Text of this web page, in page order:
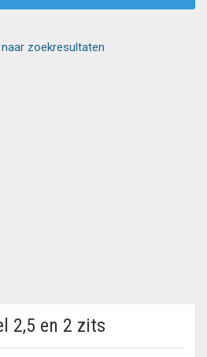
zoekresultaten
2,5 en 2 zits